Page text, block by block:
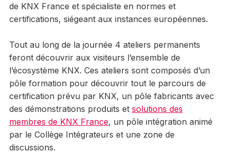
de KNX France et spécialiste en normes et
certifications, siégeant aux instances européennes.
Tout au long de la journée 4 ateliers permanents
feront découvrir aux visiteurs l’ensemble de
l’écosystème KNX. Ces ateliers sont composés d’un
pôle formation pour découvrir tout le parcours de
certification prévu par KNX, un pôle fabricants avec
des démonstrations produits et solutions des
membres de KNX France, un pôle intégration animé
par le Collège Intégrateurs et une zone de
discussions.